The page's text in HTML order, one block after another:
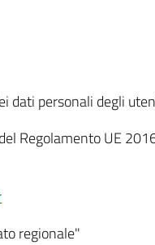
dati personali degli
Regolamento UE
regionale"